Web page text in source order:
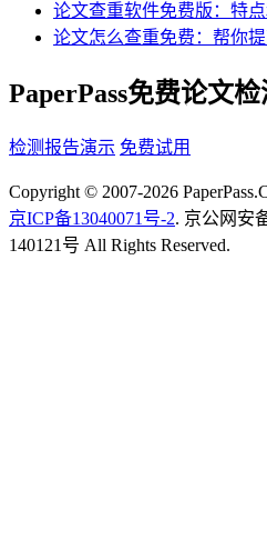
论文查重软件免费版：特
论文怎么查重免费：帮你
PaperPass免费论文检
检测报告演示 免费试用
Copyright © 2007-2026
京ICP备13040071号-2. 京公网安
140121号 All Rights Reserved.